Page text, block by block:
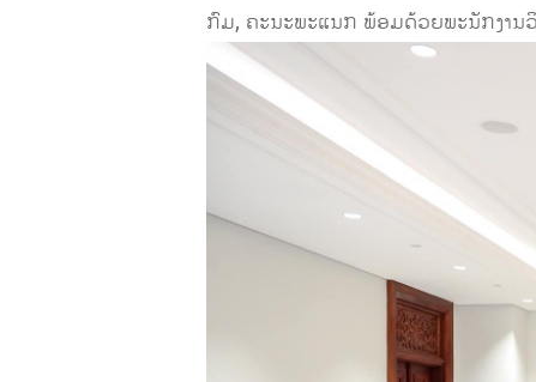
ກົມ, ຄະນະພະແນກ ພ້ອມດ້ວຍພະນັກງານ